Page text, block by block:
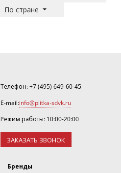
По стране
Телефон:+7 (495) 649-60-45
E-mail:info@plitka-sdvk.ru
Режим работы: 10:00-20:00
ЗАКАЗАТЬ ЗВОНОК
Бренды